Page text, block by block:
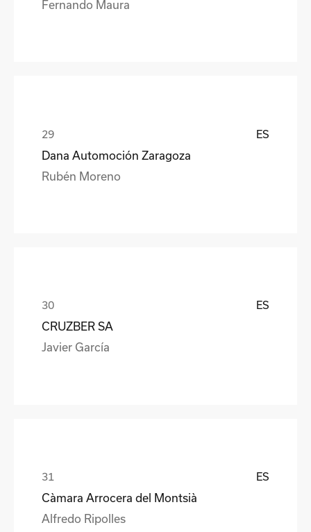
Fernando Maura
ES
Dana Automoción Zaragoza
Rubén Moreno
ES
CRUZBER SA
Javier García
ES
Càmara Arrocera del Montsià
Alfredo Ripolles